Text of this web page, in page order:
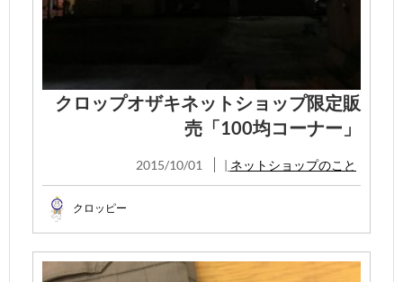
クロップオザキネットショップ限定販
売「100均コーナー」
2015/10/01 | ネットショップのこと
クロッピー